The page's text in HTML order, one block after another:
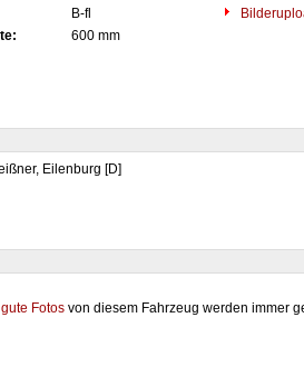
B-fl
600 mm
Eilenburg [D]
gute Fotos von diesem Fahrzeug werden immer